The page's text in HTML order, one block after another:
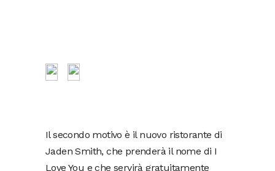
Il secondo motivo è il nuovo ristorante di
Jaden Smith, che prenderà il nome di I
Love You e che servirà gratuitamente